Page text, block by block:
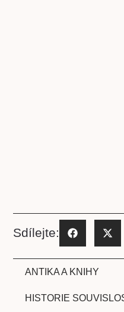
Sdílejte:
ANTIKA A KNIHY
HISTORIE